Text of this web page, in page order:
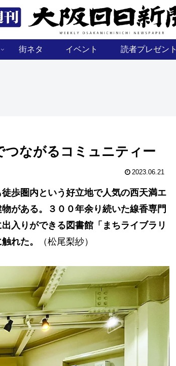
街ネタ イベント 読者プレゼント
つながるコミュニティー
2023.06.21
歩圏内という好立地で人気の西天満エ
がある。３００年余り続いた線香専門
入りができる図書館「まちライブラリ
れた。
（松尾梨紗）